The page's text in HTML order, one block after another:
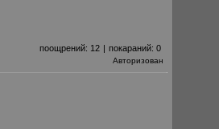
поощрений: 12 | покараний: 0
Авторизован